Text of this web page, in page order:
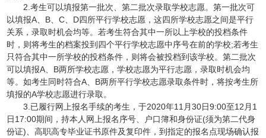
2.考生可以填报第一批次、第二批次录取学校志愿。第一批次可
以填报A、B、C、D四所平行学校志愿，这四所学校志愿之间是平行
关系，录取时机会均等。若考生符合其中一所以上学校的投档条件
时，则将考生的档案投到四个平行学校志愿中序号在前的学校;若考生
只符合其中一所学校的投档条件，则将会被投档到该学校。第二批次
可以填报A、B两所学校志愿，学校志愿为平行志愿，录取时机会均
等。如考生同时符合A、B两所平行学校志愿录取条件时，将按考生所
填报的A学校志愿进行录取。
3.已履行网上报名手续的考生，于2020年11月30日9:00至12月1
日17:00期间，持本人网上报名序号、户口簿和身份证(须为第二代身
份证)、高职高专毕业证书原件及复印件，到指定的报名点现场确认报